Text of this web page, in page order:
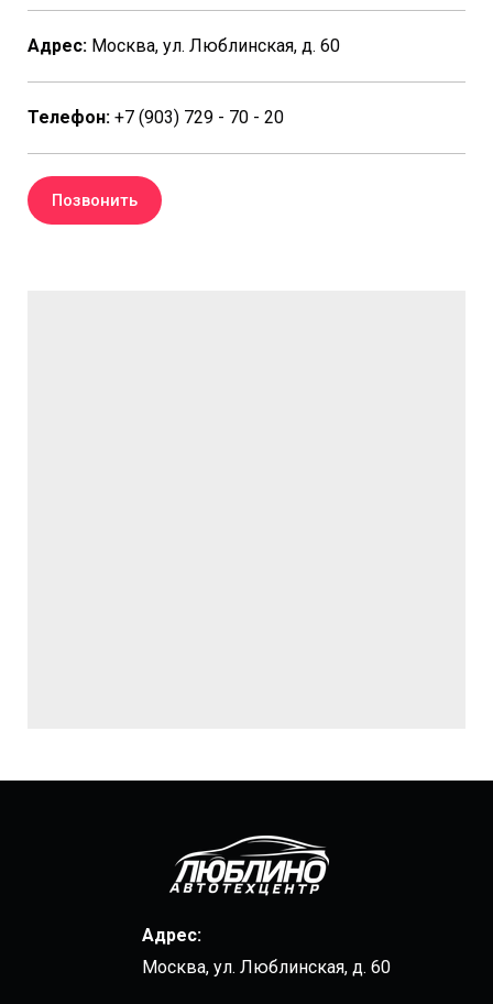
Адрес: Москва, ул. Люблинская, д. 60
Телефон: +7 (903) 729 - 70 - 20
Позвонить
Адрес:
Москва, ул. Люблинская, д. 60